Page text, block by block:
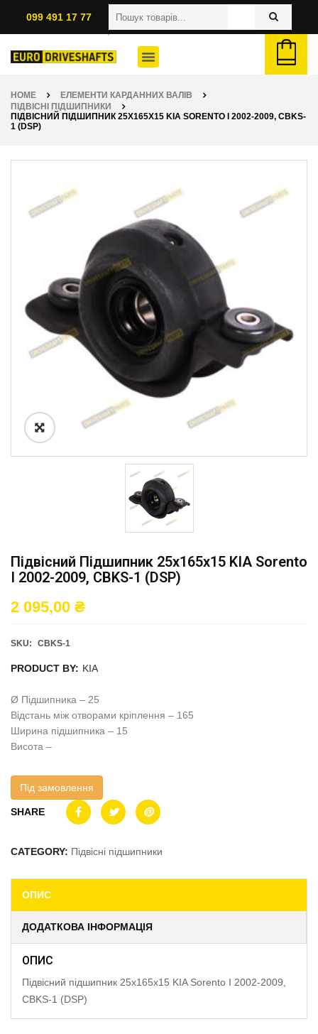
099 491 17 77
HOME
ЕЛЕМЕНТИ КАРДАННИХ ВАЛІВ
ПІДВІСНІ ПІДШИПНИКИ
ПІДВІСНИЙ ПІДШИПНИК 25X165X15 KIA SORENTO I 2002-2009, CBKS-
1 (DSP)
Підвісний Підшипник 25x165x15 KIA Sorento
I 2002-2009, CBKS-1 (DSP)
2 095,00 ₴
SKU: CBKS-1
PRODUCT BY: KIA
Ø Підшипника – 25
Відстань між отворами кріплення – 165
Ширина підшипника – 15
Висота –
Під замовлення
SHARE
CATEGORY: Підвісні підшипники
ОПИС
ДОДАТКОВА ІНФОРМАЦІЯ
ОПИС
Підвісний підшипник 25x165x15 KIA Sorento I 2002-2009,
CBKS-1 (DSP)